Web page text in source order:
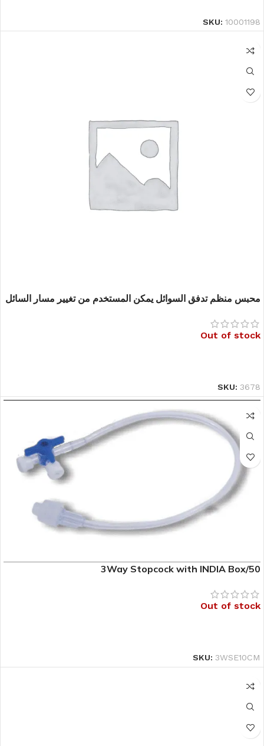
SKU: 10001198
محبس منظم تدفق السوائل يمكن المستخدم من تغيير مسار السائل
Out of stock
SKU: 3678
3Way Stopcock with INDIA Box/50
Out of stock
SKU: 3WSE10CM